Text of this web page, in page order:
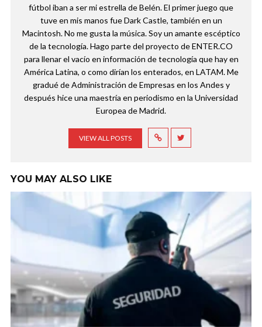
fútbol iban a ser mi estrella de Belén. El primer juego que
tuve en mis manos fue Dark Castle, también en un
Macintosh. No me gusta la música. Soy un amante escéptico
de la tecnología. Hago parte del proyecto de ENTER.CO
para llenar el vacío en información de tecnología que hay en
América Latina, o como dirían los enterados, en LATAM. Me
gradué de Administración de Empresas en los Andes y
después hice una maestría en periodismo en la Universidad
Europea de Madrid.
VIEW ALL POSTS
YOU MAY ALSO LIKE